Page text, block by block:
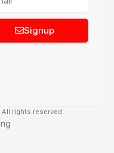
Signup
rights reserved.